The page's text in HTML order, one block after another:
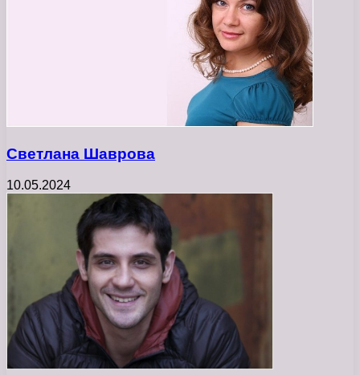
Светлана Шаврова
10.05.2024